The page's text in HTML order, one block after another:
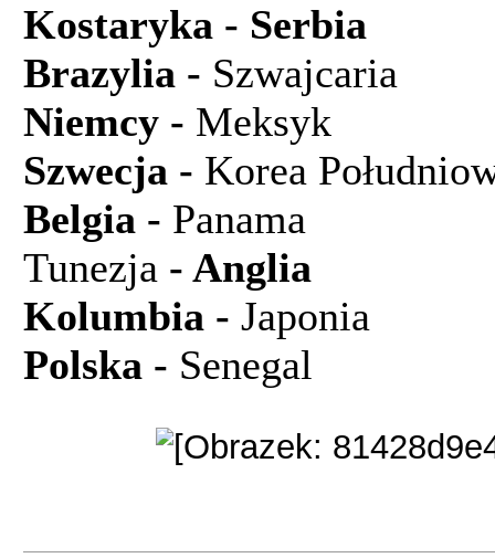
Kostaryka -
Brazylia - Szwajcaria
Niemcy - Meksyk
Szwecja - Korea
Belgia - Panama
Tunezja -
Kolumbia -
Polska - Senegal